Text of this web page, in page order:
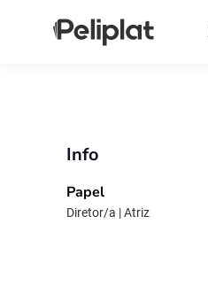
Info
Papel
Diretor/a | Atriz